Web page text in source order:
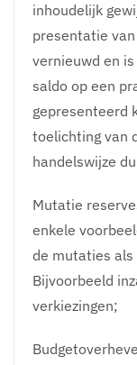
inhoudelijk
presentatie
vernieuwd en
saldo op een
gepresenteerd
toelichting van
handelswijze
Mutatie
enkele
de mutaties
Bijvoorbeeld
verkiezingen;